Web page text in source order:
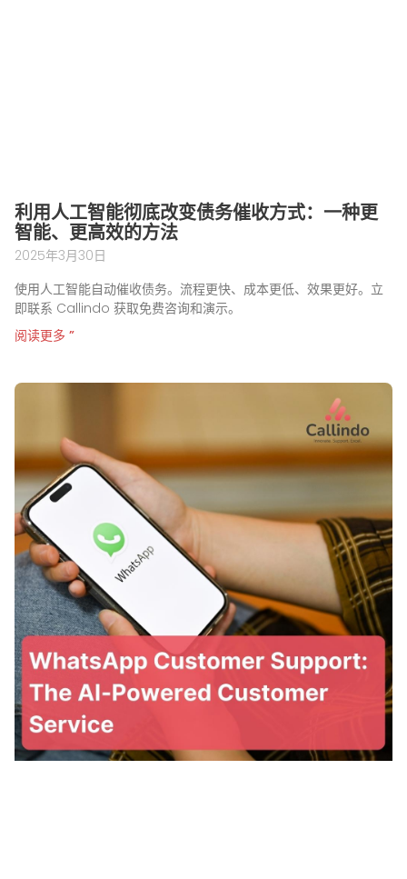
利用人工智能彻底改变债务催收方式：一种更
智能、更高效的方法
2025年3月30日
使用人工智能自动催收债务。流程更快、成本更低、效果更好。立
即联系 Callindo 获取免费咨询和演示。
阅读更多 ”